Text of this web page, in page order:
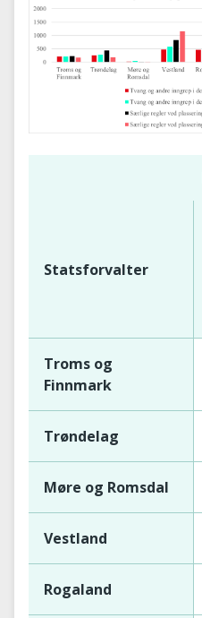
Statsforvalter
Troms og
Finnmark
Trøndelag
Møre og Romsdal
Vestland
Rogaland